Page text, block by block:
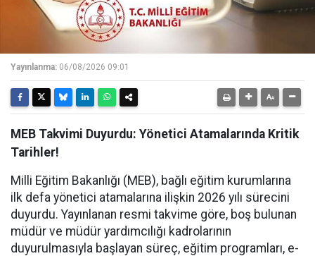
Yayınlanma: 06/08/2026 09:01
MEB Takvimi Duyurdu: Yönetici Atamalarında Kritik
Tarihler!
Milli Eğitim Bakanlığı (MEB), bağlı eğitim kurumlarına
ilk defa yönetici atamalarına ilişkin 2026 yılı sürecini
duyurdu. Yayınlanan resmi takvime göre, boş bulunan
müdür ve müdür yardımcılığı kadrolarının
duyurulmasıyla başlayan süreç, eğitim programları, e-